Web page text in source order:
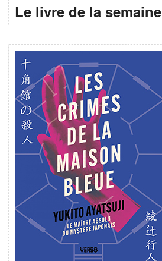
Le livre de la semaine